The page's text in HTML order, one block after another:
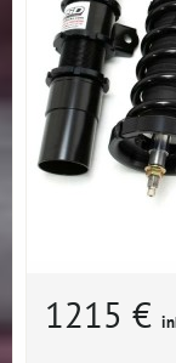
1215 €